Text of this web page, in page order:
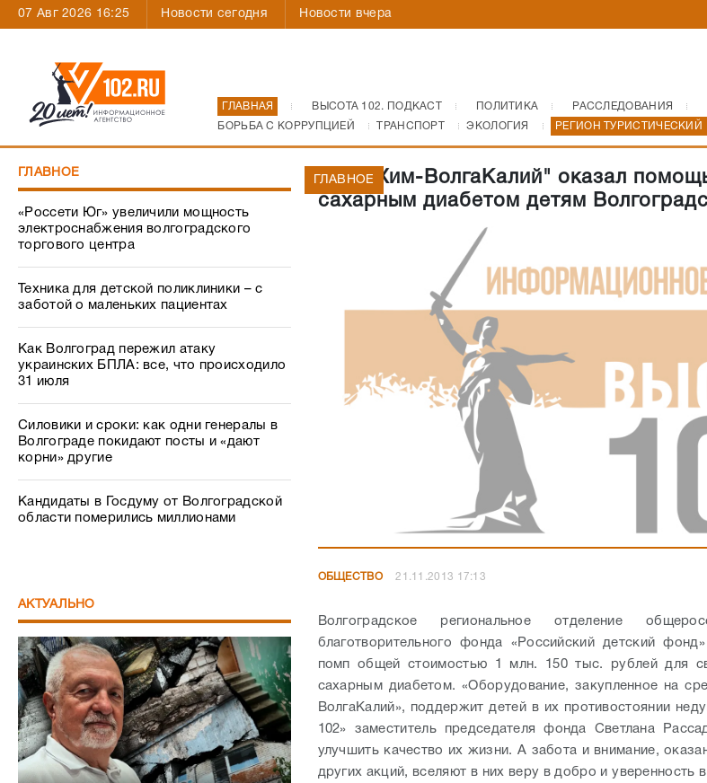
07 Авг 2026 16:25 Новости сегодня Новости вчера
ГЛАВНАЯ ВЫСОТА 102. ПОДКАСТ ПОЛИТИКА РАССЛЕДОВАНИЯ
БОРЬБА С КОРРУПЦИЕЙ
ТРАНСПОРТ ЭКОЛОГИЯ РЕГИОН ТУРИСТИЧЕСКИЙ
ГЛАВНОЕ
«Россети Юг» увеличили мощность
электроснабжения волгоградского
торгового центра
Техника для детской поликлиники – с
заботой о маленьких пациентах
Как Волгоград пережил атаку
украинских БПЛА: все, что происходило
31 июля
Силовики и сроки: как одни генералы в
Волгограде покидают посты и «дают
корни» другие
Кандидаты в Госдуму от Волгоградской
области померились миллионами
АКТУАЛЬНО
"ЕвроХим-ВолгаКалий" оказал
сахарным диабетом детям
ГЛАВНОЕ
ОБЩЕСТВО 21.11.2013 17:13
Волгоградское региональное отделение
благотворительного фонда «Российский детский
помп общей стоимостью 1 млн. 150 тыс. рублей для
сахарным диабетом.«Оборудование, закупленное на
ВолгаКалий», поддержит детей в их противостоянии
102» заместитель председателя фонда Светлана
улучшить качество их жизни. А забота и внимание,
других акций, вселяют в них веру в добро и уверенность